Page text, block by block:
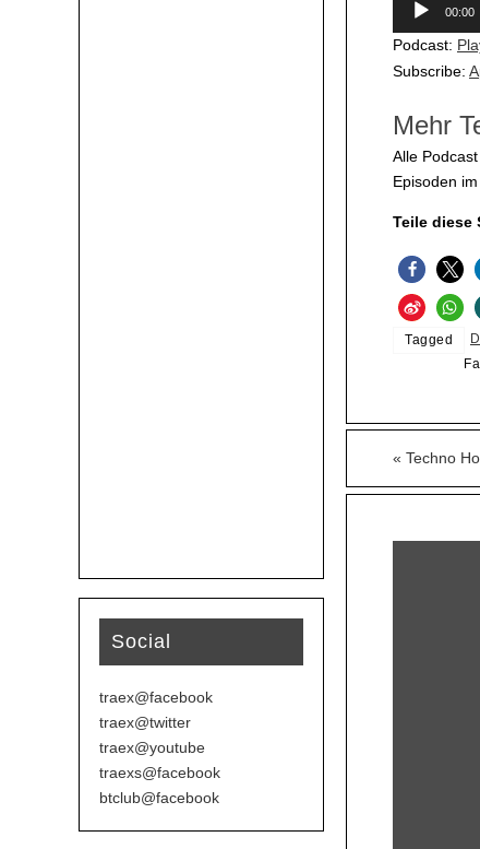
00:00
Podcast:
Subscribe:
Mehr
Alle
Episoden
Teile diese
Tagged
« Techno
Social
traex@facebook
traex@twitter
traex@youtube
traexs@facebook
btclub@facebook